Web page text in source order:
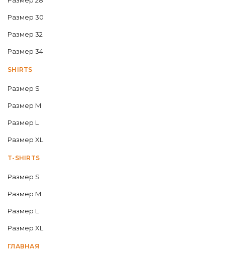
Размер 30
Размер 32
Размер 34
SHIRTS
Размер S
Размер M
Размер L
Размер XL
T-SHIRTS
Размер S
Размер M
Размер L
Размер XL
ГЛАВНАЯ